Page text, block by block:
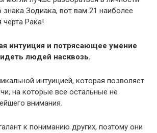
знака Зодиака, вот вам 21 наиболее
черта Рака!
интуиция и потрясающее умение
людей насквозь.
интуицией, которая позволяет
на которые все остальные не
внимания.
к пониманию других, поэтому они